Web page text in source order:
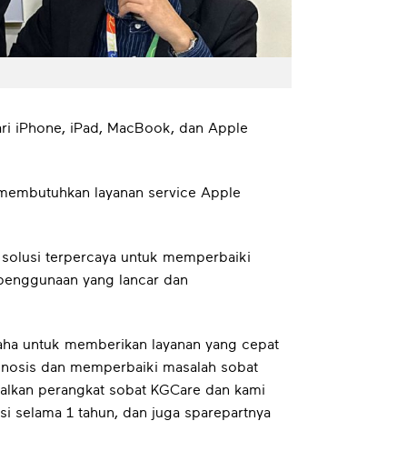
iPhone, iPad, MacBook, dan Apple
layanan service Apple
terpercaya untuk memperbaiki
yang lancar dan
untuk memberikan layanan yang cepat
dan memperbaiki masalah sobat
perangkat sobat KGCare dan kami
selama 1 tahun, dan juga sparepartnya